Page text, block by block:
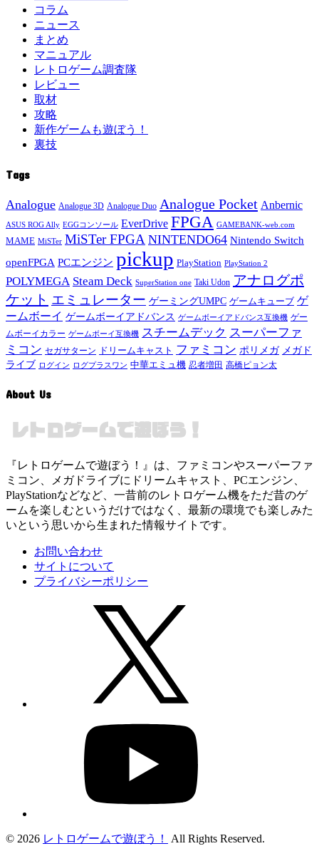
コラム
ニュース
まとめ
マニュアル
レトロゲーム調査隊
レビュー
取材
攻略
新作ゲームも遊ぼう！
裏技
Tags
Analogue Analogue 3D Analogue Duo Analogue Pocket Anbernic
ASUS ROG Ally EGGコンソール EverDrive FPGA GAMEBANK-web.com
MAME MiSTer MiSTer FPGA NINTENDO64 Nintendo Switch
openFPGA PCエンジン pickup PlayStation PlayStation 2
POLYMEGA Steam Deck SuperStation one Taki Udon アナログポ
ケット エミュレーター ゲーミングUMPC ゲームキューブ ゲ
ームボーイ ゲームボーイアドバンス ゲームボーイアドバンス互換機 ゲー
ムボーイカラー ゲームボーイ互換機 スチームデック スーパーファ
ミコン セガサターン ドリームキャスト ファミコン ポリメガ メガド
ライブ ログイン ログプラスワン 中華エミュ機 忍者増田 高橋ピョン太
About Us
『レトロゲームで遊ぼう！』は、ファミコンやスーパーファ
ミコン、メガドライブにドリームキャスト、PCエンジン、
PlayStationなどなど、一昔前のレトロゲーム機をただ昔のゲ
ームを楽しむというだけではなく、最新の環境でも楽しみた
いという思いから生まれた情報サイトです。
お問い合わせ
サイトについて
プライバシーポリシー
© 2026 レトロゲームで遊ぼう！ All Rights Reserved.